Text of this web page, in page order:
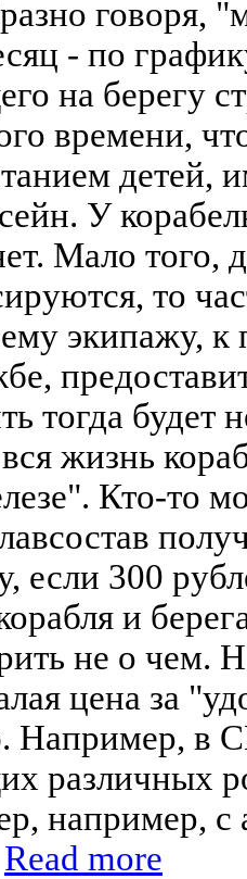
говоря,
- по
на берегу
времени,
детей,
У
Мало того,
то
экипажу,
тогда будет
жизнь
Кто-то
если 300
и
не о чем.
цена за
Например, в
различных
например, с
Read more